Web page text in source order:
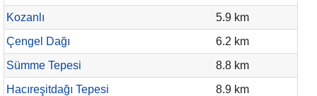
Kozanlı
5.9 km
Çengel Dağı
6.2 km
Sümme Tepesi
8.8 km
Hacıreşitdağı Tepesi
8.9 km